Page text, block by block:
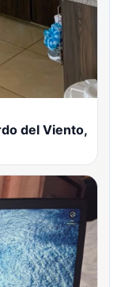
del Viento,